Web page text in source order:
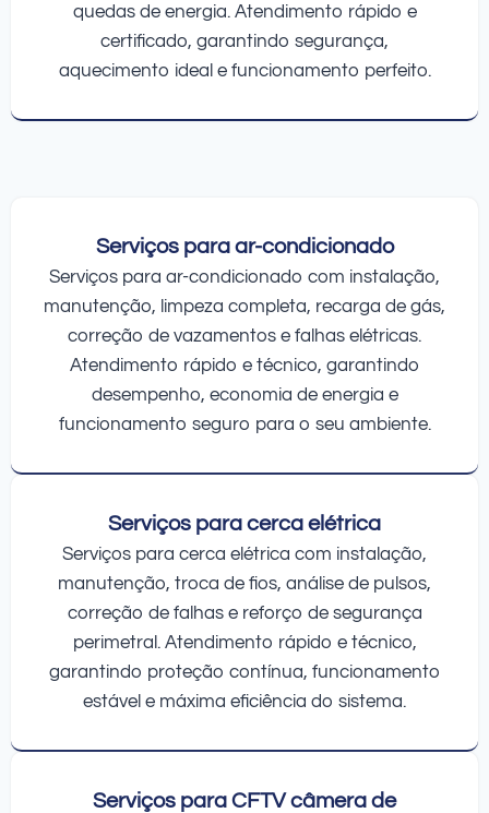
quedas de energia. Atendimento rápido e
certificado, garantindo segurança,
aquecimento ideal e funcionamento perfeito.
Serviços para ar-condicionado
Serviços para ar-condicionado com instalação,
manutenção, limpeza completa, recarga de gás,
correção de vazamentos e falhas elétricas.
Atendimento rápido e técnico, garantindo
desempenho, economia de energia e
funcionamento seguro para o seu ambiente.
Serviços para cerca elétrica
Serviços para cerca elétrica com instalação,
manutenção, troca de fios, análise de pulsos,
correção de falhas e reforço de segurança
perimetral. Atendimento rápido e técnico,
garantindo proteção contínua, funcionamento
estável e máxima eficiência do sistema.
Serviços para CFTV câmera de